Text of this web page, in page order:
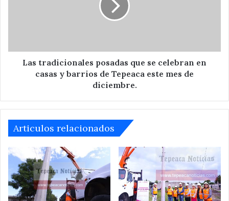
y
barrios
mes
diciembre.
Las tradicionales posadas que se celebran en
casas y barrios de Tepeaca este mes de
diciembre.
Articulos relacionados